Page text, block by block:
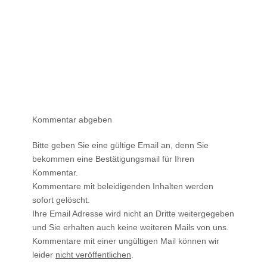
Kommentar abgeben
Bitte geben Sie eine gültige Email an, denn Sie
bekommen eine Bestätigungsmail für Ihren
Kommentar.
Kommentare mit beleidigenden Inhalten werden
sofort gelöscht.
Ihre Email Adresse wird nicht an Dritte weitergegeben
und Sie erhalten auch keine weiteren Mails von uns.
Kommentare mit einer ungültigen Mail können wir
leider nicht veröffentlichen